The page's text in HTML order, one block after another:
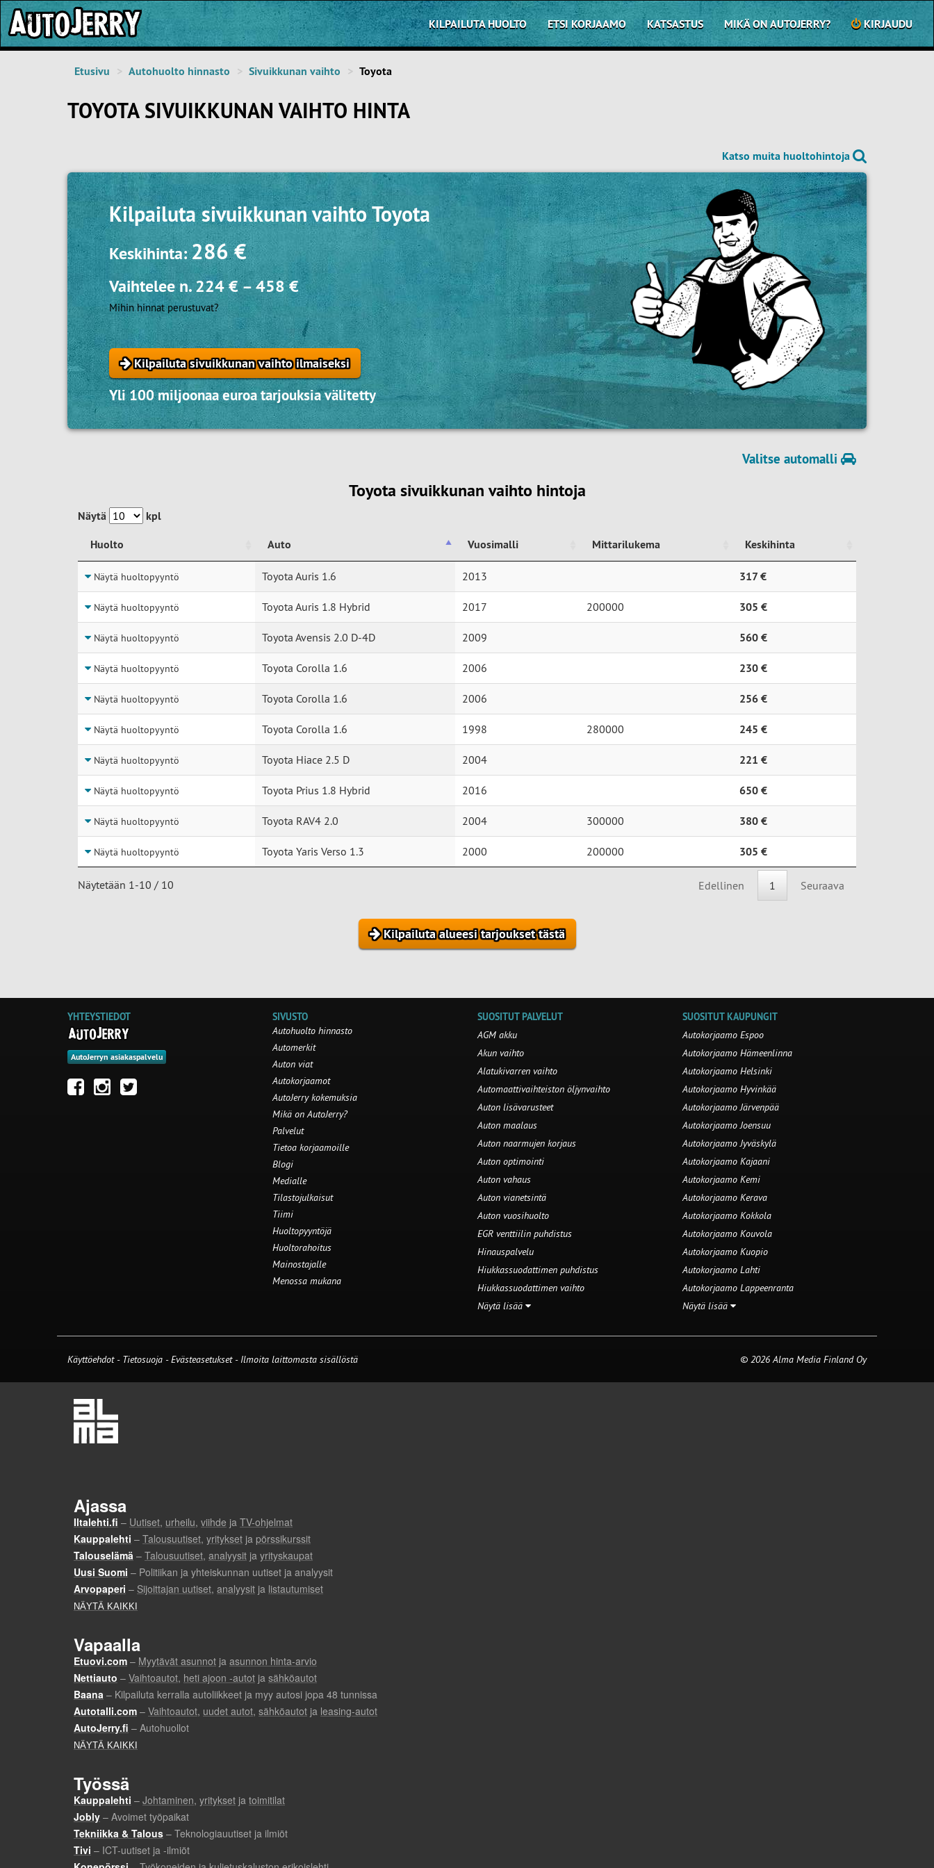
KILPAILUTA HUOLTO ETSI KORJAAMO KATSASTUS MIKÄ ON AUTOJERRY? KIRJAUDU
Etusivu Autohuolto hinnasto Sivuikkunan vaihto Toyota
TOYOTA SIVUIKKUNAN VAIHTO HINTA
Katso muita huoltohintoja
Kilpailutasivuikkunan vaihto Toyota
Keskihinta:286 €
Vaihtelee n.224 €–458 €
Mihin hinnat perustuvat?
Kilpailuta sivuikkunan vaihto ilmaiseksi
Yli 100 miljoonaa euroa tarjouksia välitetty
Valitse automalli
Toyota sivuikkunan vaihto hintoja
Näytä
kpl
Huolto
Auto Vuosimalli Mittarilukema
Keskihinta
Huolto
Auto Vuosimalli Keskihinta
Näytä huoltopyyntö Toyota Auris 1.6 2013 317 €
Näytä huoltopyyntö Toyota Auris 1.8 Hybrid 2017 200000 305 €
Näytä huoltopyyntö Toyota Avensis 2.0 D-4D 2009 560 €
Näytä huoltopyyntö Toyota Corolla 1.6 2006 230 €
Näytä huoltopyyntö Toyota Corolla 1.6 2006 256 €
Näytä huoltopyyntö Toyota Corolla 1.6 1998 280000 245 €
Näytä huoltopyyntö Toyota Hiace 2.5 D 2004 221 €
Näytä huoltopyyntö Toyota Prius 1.8 Hybrid 2016 650 €
Näytä huoltopyyntö Toyota RAV4 2.0 2004 300000 380 €
Näytä huoltopyyntö Toyota Yaris Verso 1.3 2000 200000 305 €
Näytetään 1-10 / 10 Edellinen 1 Seuraava
Kilpailuta alueesi tarjoukset tästä
YHTEYSTIEDOT
AutoJerryn asiakaspalvelu
SIVUSTO
Autohuolto hinnasto
Automerkit
Auton viat
Autokorjaamot
AutoJerry kokemuksia
Mikä on AutoJerry?
Palvelut
Tietoa korjaamoille
Blogi
Medialle
Tilastojulkaisut
Tiimi
Huoltopyyntöjä
Huoltorahoitus
Mainostajalle
Menossa mukana
SUOSITUT PALVELUT
AGM akku
Akun vaihto
Alatukivarren vaihto
Automaattivaihteiston öljynvaihto
Auton lisävarusteet
Auton maalaus
Auton naarmujen korjaus
Auton optimointi
Auton vahaus
Auton vianetsintä
Auton vuosihuolto
EGR venttiilin puhdistus
Hinauspalvelu
Hiukkassuodattimen puhdistus
Hiukkassuodattimen vaihto
Näytä lisää
SUOSITUT KAUPUNGIT
Autokorjaamo Espoo
Autokorjaamo Hämeenlinna
Autokorjaamo Helsinki
Autokorjaamo Hyvinkää
Autokorjaamo Järvenpää
Autokorjaamo Joensuu
Autokorjaamo Jyväskylä
Autokorjaamo Kajaani
Autokorjaamo Kemi
Autokorjaamo Kerava
Autokorjaamo Kokkola
Autokorjaamo Kouvola
Autokorjaamo Kuopio
Autokorjaamo Lahti
Autokorjaamo Lappeenranta
Näytä lisää
Käyttöehdot - Tietosuoja -Evästeasetukset- Ilmoita laittomasta sisällöstä © 2026 Alma Media Finland Oy